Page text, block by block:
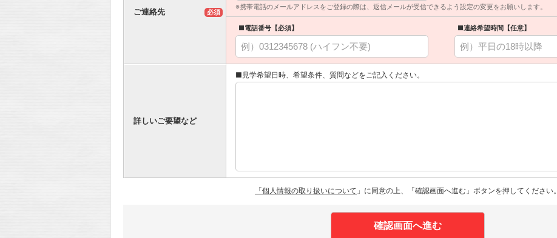
ご連絡先 必須
※携帯電話のメールアドレスをご登録の際は、返信メールが受信できるよう設定の変更をお願いします。
■電話番号【必須】 ■連絡希望時間【任意】
詳しいご要望など
■見学希望日時、希望条件、質問などをご記入ください。
「個人情報の取り扱いについて 」に同意の上、「確認画面へ進む」ボタンを押してください。